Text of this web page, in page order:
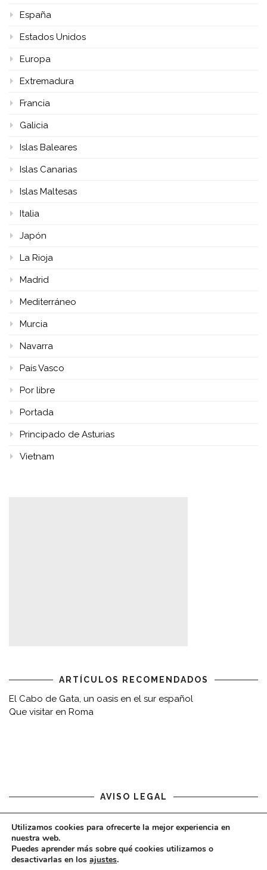
España
Estados Unidos
Europa
Extremadura
Francia
Galicia
Islas Baleares
Islas Canarias
Islas Maltesas
Italia
Japón
La Rioja
Madrid
Mediterráneo
Murcia
Navarra
País Vasco
Por libre
Portada
Principado de Asturias
Vietnam
ARTÍCULOS RECOMENDADOS
El Cabo de Gata, un oasis en el sur español
Que visitar en Roma
AVISO LEGAL
Aviso legal
Utilizamos cookies para ofrecerte la mejor experiencia en
nuestra web.
Puedes aprender más sobre qué cookies utilizamos o
desactivarlas en los ajustes.